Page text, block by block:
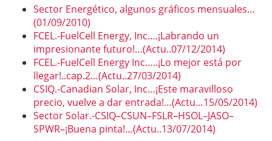
Sector Energético, algunos gráficos mensuales…
(01/09/2010)
FCEL.-FuelCell Energy, Inc….¡Labrando un
impresionante futuro!…(Actu..07/12/2014)
FCEL.-FuelCell Energy Inc…..¡Lo mejor está por
llegar!..cap.2…(Actu..27/03/2014)
CSIQ.-Canadian Solar, Inc…¡Este maravilloso
precio, vuelve a dar entrada!…(Actu…15/05/2014)
Sector Solar.-CSIQ–CSUN–FSLR–HSOL–JASO–
SPWR–¡Buena pinta!…(Actu..13/07/2014)